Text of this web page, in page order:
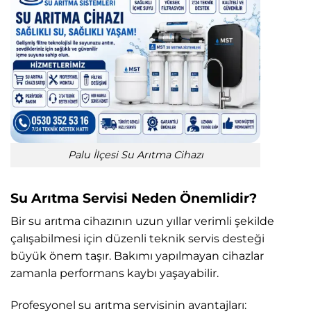
Palu İlçesi Su Arıtma Cihazı
Su Arıtma Servisi Neden Önemlidir?
Bir su arıtma cihazının uzun yıllar verimli şekilde
çalışabilmesi için düzenli teknik servis desteği
büyük önem taşır. Bakımı yapılmayan cihazlar
zamanla performans kaybı yaşayabilir.
Profesyonel su arıtma servisinin avantajları: